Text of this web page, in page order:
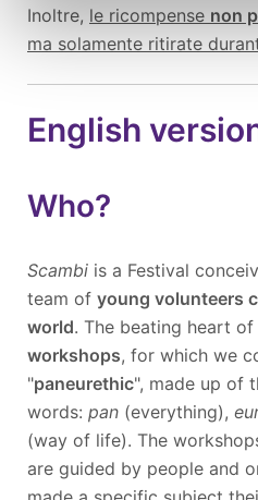
Inoltre, le ricompense non
ma solamente ritirate
English
Who?
Scambi is a Festival
team of young volunteers
world. The beating heart
workshops, for which we
"paneurethic", made up of
words: pan (everything),
(way of life). The
are guided by people and